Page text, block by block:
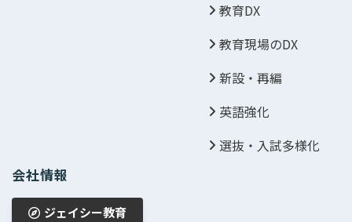
教育DX
教育現場のDX
新設・再編
英語強化
選抜・入試多様化
会社情報
ジェイシー教育